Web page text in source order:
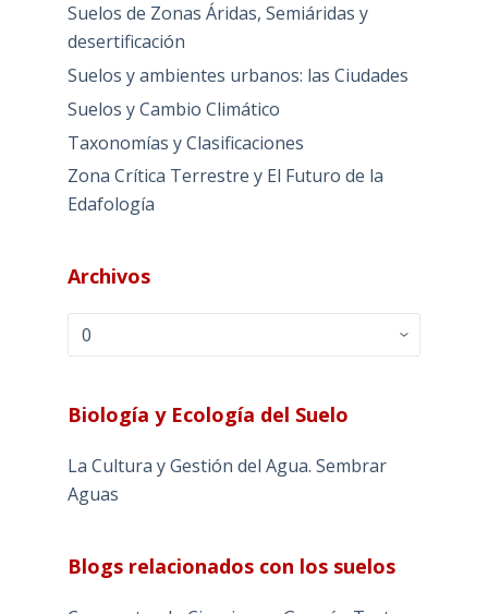
Suelos de Zonas Áridas, Semiáridas y
desertificación
Suelos y ambientes urbanos: las Ciudades
Suelos y Cambio Climático
Taxonomías y Clasificaciones
Zona Crítica Terrestre y El Futuro de la
Edafología
Archivos
Archivos
Biología y Ecología del Suelo
La Cultura y Gestión del Agua. Sembrar
Aguas
Blogs relacionados con los suelos